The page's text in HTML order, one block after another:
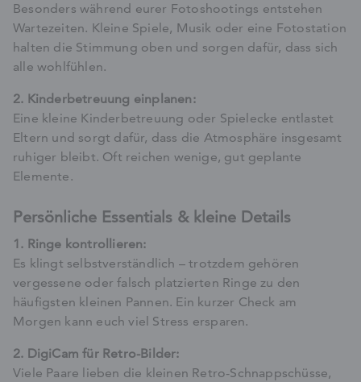
Besonders während eurer Fotoshootings entstehen
Wartezeiten. Kleine Spiele, Musik oder eine Fotostation
halten die Stimmung oben und sorgen dafür, dass sich
alle wohlfühlen.
2. Kinderbetreuung einplanen:
Eine kleine Kinderbetreuung oder Spielecke entlastet
Eltern und sorgt dafür, dass die Atmosphäre insgesamt
ruhiger bleibt. Oft reichen wenige, gut geplante
Elemente.
Persönliche Essentials & kleine Details
1. Ringe kontrollieren:
Es klingt selbstverständlich – trotzdem gehören
vergessene oder falsch platzierten Ringe zu den
häufigsten kleinen Pannen. Ein kurzer Check am
Morgen kann euch viel Stress ersparen.
2. DigiCam für Retro-Bilder:
Viele Paare lieben die kleinen Retro-Schnappschüsse,